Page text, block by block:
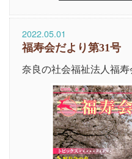
2022.05.01
福寿会だより第31号
奈良の社会福祉法人福